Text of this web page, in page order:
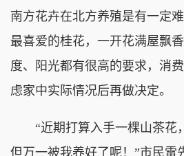
南方花卉在北方养殖是有一定
最喜爱的桂花，一开花满屋飘
度、阳光都有很高的要求，消
虑家中实际情况后再做决定。
“近期打算入手一棵山茶花，
但万一被我养好了呢！”市民雷